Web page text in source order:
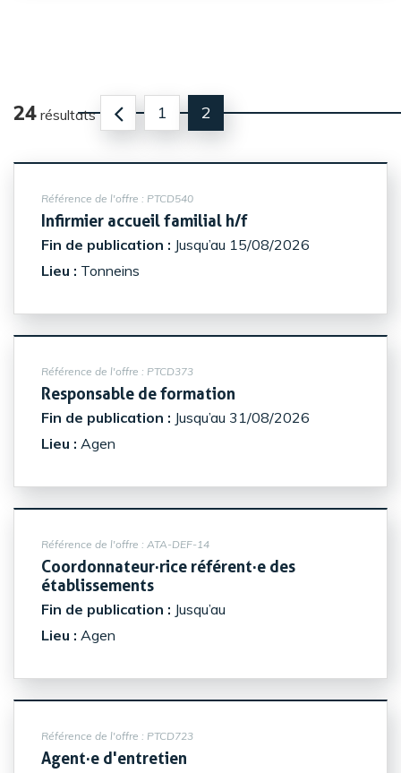
24 résultats 1 2
Référence de l'offre : PTCD540
Infirmier accueil familial h/f(Nouvelle fenêtre)
Fin de publication : Jusqu’au 15/08/2026
Lieu : Tonneins
Référence de l'offre : PTCD373
Responsable de formation
Fin de publication : Jusqu’au 31/08/2026
Lieu : Agen
Référence de l'offre : ATA-DEF-14
Coordonnateur·rice référent·e des
établissements(Nouvelle fenêtre)
Fin de publication : Jusqu’au
Lieu : Agen
Référence de l'offre : PTCD723
Agent·e d'entretien